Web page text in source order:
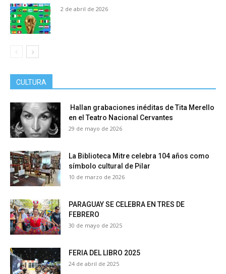
2 de abril de 2026
CULTURA
Hallan grabaciones inéditas de Tita Merello
en el Teatro Nacional Cervantes
29 de mayo de 2026
La Biblioteca Mitre celebra 104 años como
símbolo cultural de Pilar
10 de marzo de 2026
PARAGUAY SE CELEBRA EN TRES DE
FEBRERO
30 de mayo de 2025
FERIA DEL LIBRO 2025
24 de abril de 2025